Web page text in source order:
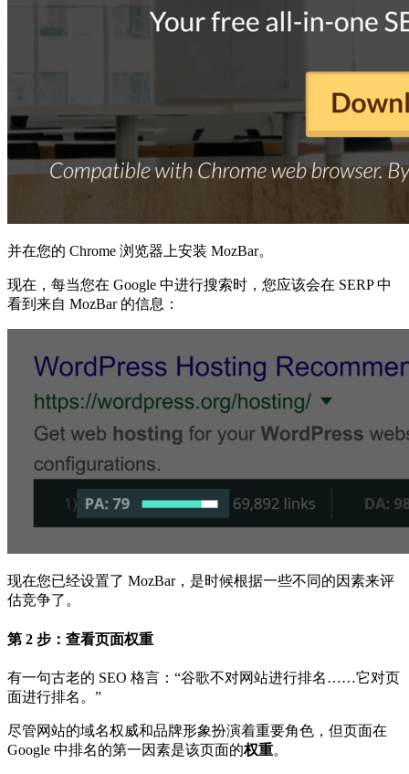
并在您的 Chrome 浏览器上安装 MozBar。
现在，每当您在 Google 中进行搜索时，您应该会在 SERP 中
看到来自 MozBar 的信息：
现在您已经设置了 MozBar，是时候根据一些不同的因素来评
估竞争了。
第 2 步：查看页面权重
有一句古老的 SEO 格言：“谷歌不对网站进行排名……它对页
面进行排名。”
尽管网站的域名权威和品牌形象扮演着重要角色，但页面在
Google 中排名的第一因素是该页面的权重。